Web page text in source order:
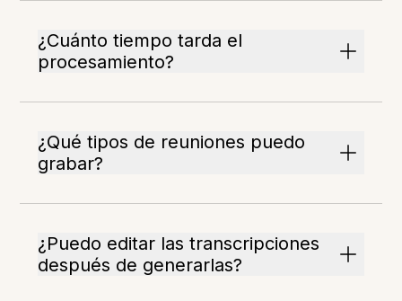
¿Cuánto tiempo tarda el
procesamiento?
¿Qué tipos de reuniones puedo
grabar?
¿Puedo editar las transcripciones
después de generarlas?